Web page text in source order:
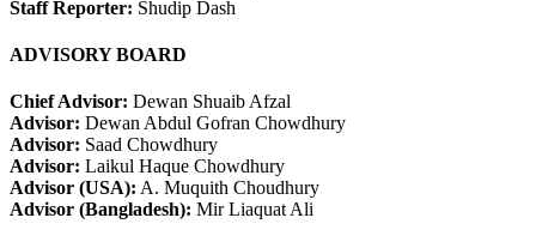
Staff Reporter: Shudip Dash
ADVISORY BOARD
Chief Advisor: Dewan Shuaib Afzal
Advisor: Dewan Abdul Gofran Chowdhury
Advisor: Saad Chowdhury
Advisor: Laikul Haque Chowdhury
Advisor (USA): A. Muquith Choudhury
Advisor (Bangladesh): Mir Liaquat Ali